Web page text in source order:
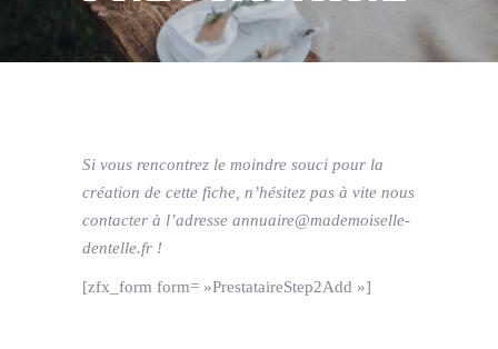
Si vous rencontrez le moindre souci pour la
création de cette fiche, n’hésitez pas à vite nous
contacter à l’adresse annuaire@mademoiselle-
dentelle.fr !
[zfx_form form= »PrestataireStep2Add »]